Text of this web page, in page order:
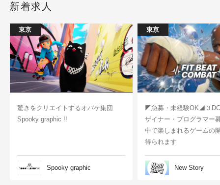
新着求人
東京
驚きをクリエイトするオバケ集団
Spooky graphic !!
Spooky graphic
東京
◤急募・未経験OK◢３
ザイナー・プログラマー
中で楽しまれるゲームの
得られます
New Story